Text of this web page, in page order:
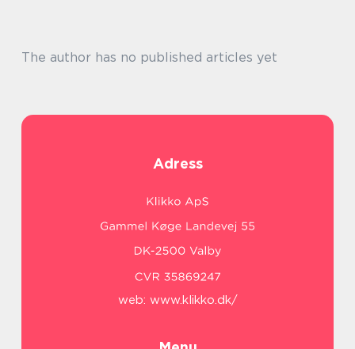
The author has no published articles yet
Adress
web: www.klikko.dk/